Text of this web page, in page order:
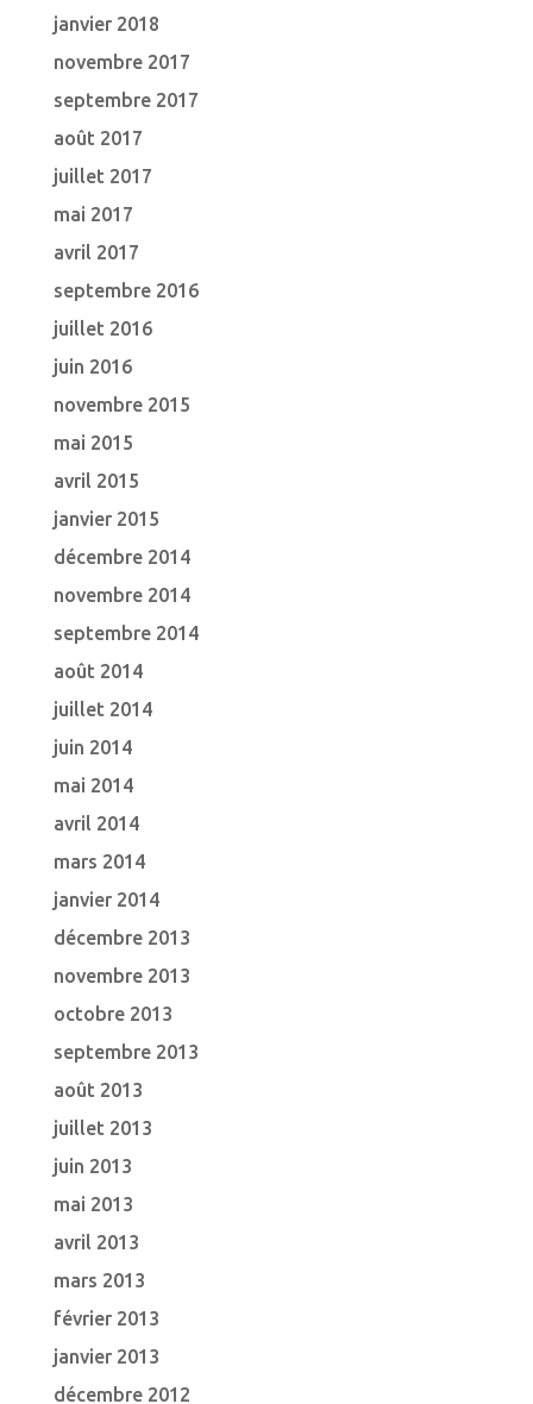
janvier 2018
novembre 2017
septembre 2017
août 2017
juillet 2017
mai 2017
avril 2017
septembre 2016
juillet 2016
juin 2016
novembre 2015
mai 2015
avril 2015
janvier 2015
décembre 2014
novembre 2014
septembre 2014
août 2014
juillet 2014
juin 2014
mai 2014
avril 2014
mars 2014
janvier 2014
décembre 2013
novembre 2013
octobre 2013
septembre 2013
août 2013
juillet 2013
juin 2013
mai 2013
avril 2013
mars 2013
février 2013
janvier 2013
décembre 2012